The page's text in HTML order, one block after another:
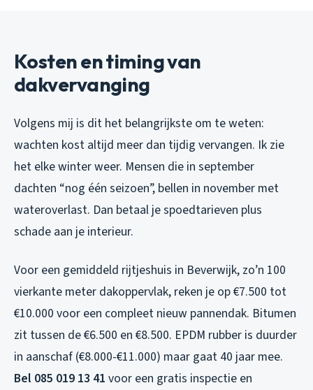
Kosten en timing van
dakvervanging
Volgens mij is dit het belangrijkste om te weten:
wachten kost altijd meer dan tijdig vervangen. Ik zie
het elke winter weer. Mensen die in september
dachten “nog één seizoen”, bellen in november met
wateroverlast. Dan betaal je spoedtarieven plus
schade aan je interieur.
Voor een gemiddeld rijtjeshuis in Beverwijk, zo’n 100
vierkante meter dakoppervlak, reken je op €7.500 tot
€10.000 voor een compleet nieuw pannendak. Bitumen
zit tussen de €6.500 en €8.500. EPDM rubber is duurder
in aanschaf (€8.000-€11.000) maar gaat 40 jaar mee.
Bel 085 019 13 41 voor een gratis inspectie en